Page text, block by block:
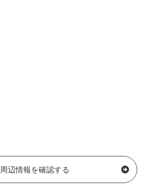
周辺情報を確認する